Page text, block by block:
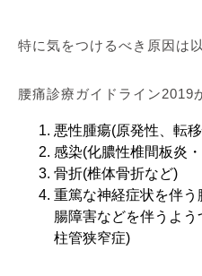
特に気をつけるべき原因は
腰痛診療ガイドライン2019
悪性腫瘍(原発性、転
感染(化膿性椎間板炎
骨折(椎体骨折など)
重篤な神経症状を伴
腸障害などを伴うよ
柱管狭窄症)